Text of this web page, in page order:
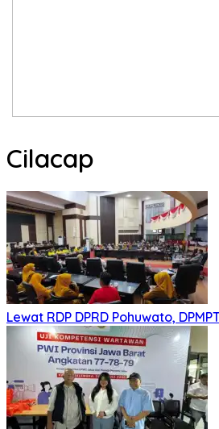
Cilacap
Lewat RDP DPRD Pohuwato,